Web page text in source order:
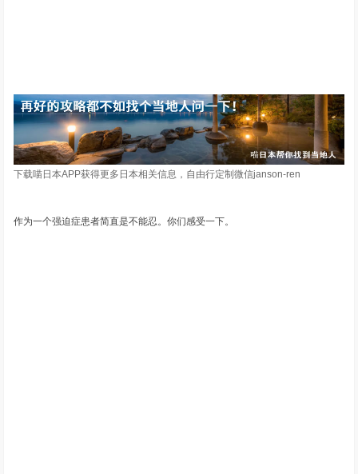
下载喵日本APP获得更多日本相关信息，自由行定制微信janson-ren
作为一个强迫症患者简直是不能忍。你们感受一下。